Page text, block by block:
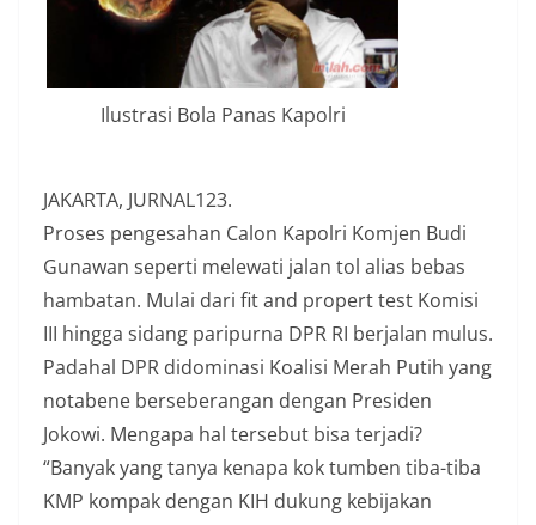
Ilustrasi Bola Panas Kapolri
JAKARTA, JURNAL123.
Proses pengesahan Calon Kapolri Komjen Budi
Gunawan seperti melewati jalan tol alias bebas
hambatan. Mulai dari fit and propert test Komisi
III hingga sidang paripurna DPR RI berjalan mulus.
Padahal DPR didominasi Koalisi Merah Putih yang
notabene berseberangan dengan Presiden
Jokowi. Mengapa hal tersebut bisa terjadi?
“Banyak yang tanya kenapa kok tumben tiba-tiba
KMP kompak dengan KIH dukung kebijakan